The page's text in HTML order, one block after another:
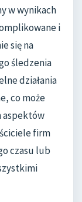
w wynikach
i
się na
śledzenia
działania
co może
aspektów
firm
czasu lub